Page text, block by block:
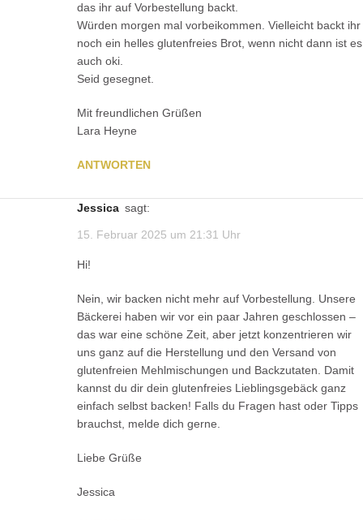
das ihr auf Vorbestellung backt.
Würden morgen mal vorbeikommen. Vielleicht backt ihr
noch ein helles glutenfreies Brot, wenn nicht dann ist es
auch oki.
Seid gesegnet.
Mit freundlichen Grüßen
Lara Heyne
ANTWORTEN
Jessica sagt:
15. Februar 2025 um 21:31 Uhr
Hi!
Nein, wir backen nicht mehr auf Vorbestellung. Unsere
Bäckerei haben wir vor ein paar Jahren geschlossen –
das war eine schöne Zeit, aber jetzt konzentrieren wir
uns ganz auf die Herstellung und den Versand von
glutenfreien Mehlmischungen und Backzutaten. Damit
kannst du dir dein glutenfreies Lieblingsgebäck ganz
einfach selbst backen! Falls du Fragen hast oder Tipps
brauchst, melde dich gerne.
Liebe Grüße
Jessica